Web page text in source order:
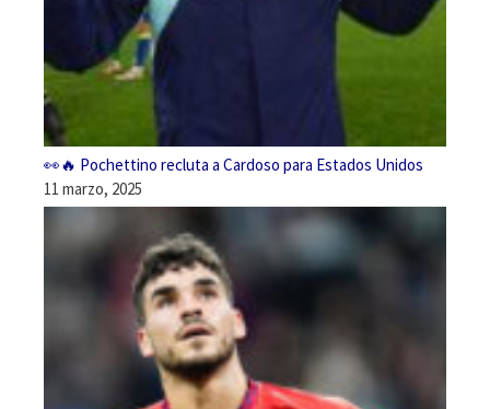
👀🔥 Pochettino recluta a Cardoso para Estados Unidos
11 marzo, 2025